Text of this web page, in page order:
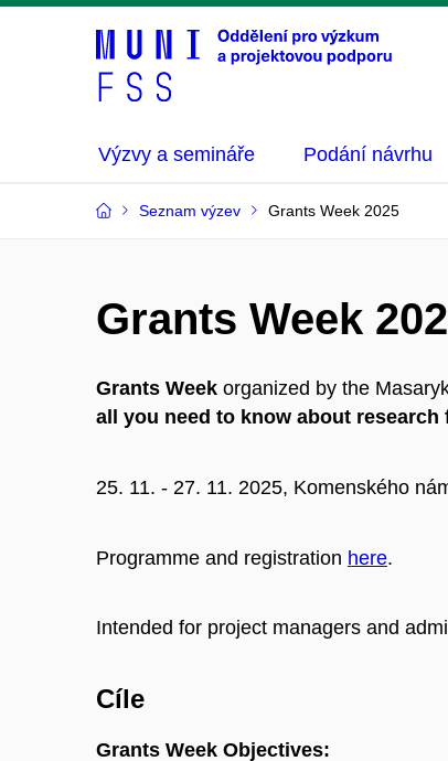
Výzvy a semináře Podání návrhu
Seznam výzev Grants Week 2025
Grants Week
Grants Week organized by the
all you need to know about research
25. 11. - 27. 11. 2025, Komenského
Programme and registration here.
Intended for project managers and
Cíle
Grants Week Objectives: